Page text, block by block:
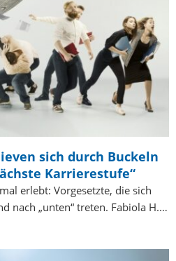
sich durch Buckeln
Karrierestufe“
erlebt: Vorgesetzte, die sich
nach „unten“ treten. Fabiola H.…